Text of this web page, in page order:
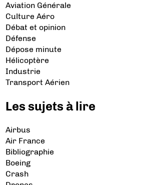
Aviation Générale
Culture Aéro
Débat et opinion
Défense
Dépose minute
Hélicoptère
Industrie
Transport Aérien
Les sujets à lire
Airbus
Air France
Bibliographie
Boeing
Crash